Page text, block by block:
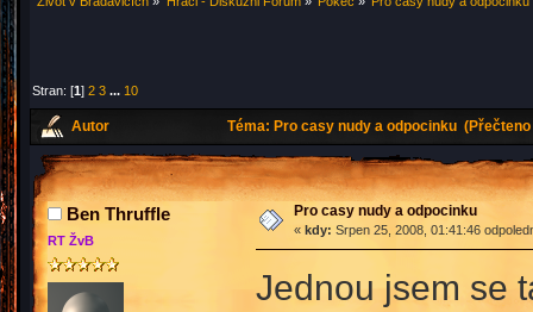
Stran: [1]2 3 ... 10
Autor Téma: Pro casy nudy a odpocinku
Ben Thruffle
RT ŽvB
Pro casy nudy a odpocinku
« kdy: Srpen 25, 2008, 01:41:46
Jednou jsem se